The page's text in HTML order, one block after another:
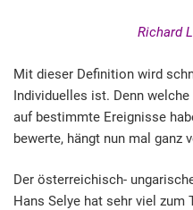
Richard
Mit dieser Definition wird
Individuelles ist. Denn
auf bestimmte Ereignisse
bewerte, hängt nun mal ganz
Der österreichisch-
Hans Selye hat sehr viel